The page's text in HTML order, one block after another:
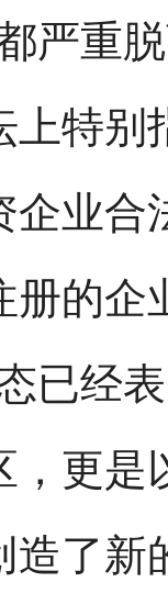
严重
上特别
企业合
册的企
已经
，更是
造了新